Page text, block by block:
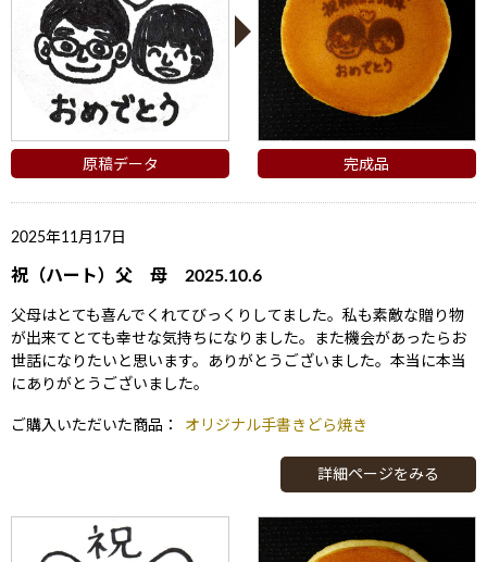
原稿データ 完成品
2025年11月17日
祝（ハート）父 母 2025.10.6
父母はとても喜んでくれてびっくりしてました。私も素敵な贈り物
が出来てとても幸せな気持ちになりました。また機会があったらお
世話になりたいと思います。ありがとうございました。本当に本当
にありがとうございました。
ご購入いただいた商品： オリジナル手書きどら焼き
詳細ページをみる